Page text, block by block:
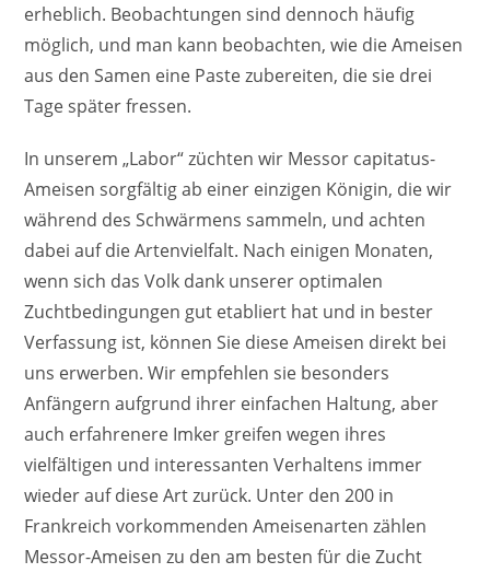
erheblich. Beobachtungen sind dennoch häufig
möglich, und man kann beobachten, wie die Ameisen
aus den Samen eine Paste zubereiten, die sie drei
Tage später fressen.
In unserem „Labor“ züchten wir Messor capitatus-
Ameisen sorgfältig ab einer einzigen Königin, die wir
während des Schwärmens sammeln, und achten
dabei auf die Artenvielfalt. Nach einigen Monaten,
wenn sich das Volk dank unserer optimalen
Zuchtbedingungen gut etabliert hat und in bester
Verfassung ist, können Sie diese Ameisen direkt bei
uns erwerben. Wir empfehlen sie besonders
Anfängern aufgrund ihrer einfachen Haltung, aber
auch erfahrenere Imker greifen wegen ihres
vielfältigen und interessanten Verhaltens immer
wieder auf diese Art zurück. Unter den 200 in
Frankreich vorkommenden Ameisenarten zählen
Messor-Ameisen zu den am besten für die Zucht